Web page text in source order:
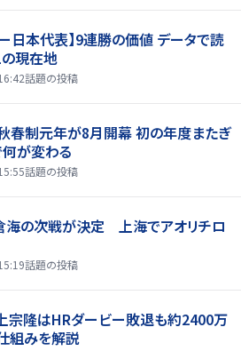
日本代表】9連勝の価値 データで読
現在地
話題の投稿
秋春制元年が8月開幕 初の年度またぎ
が変わる
話題の投稿
倉海の次戦が決定 上海でアオリチロ
話題の投稿
上宗隆はHRダービー敗退も約2400万
組みを解説